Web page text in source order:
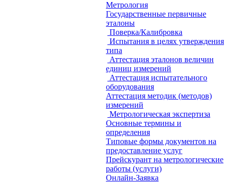
Метрология
Государственные первичные
эталоны
Поверка/Калибровка
Испытания в целях утверждения
типа
Аттестация эталонов величин
единиц измерений
Аттестация испытательного
оборудования
Аттестация методик (методов)
измерений
Метрологическая экспертиза
Основные термины и
определения
Типовые формы документов на
предоставление услуг
Прейскурант на метрологические
работы (услуги)
Онлайн-Заявка